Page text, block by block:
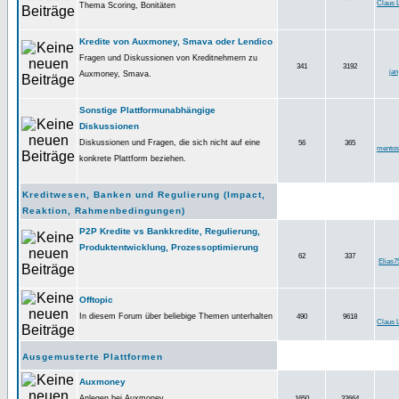
Thema Scoring, Bonitäten
Claus
Kredite von Auxmoney, Smava oder Lendico
Fragen und Diskussionen von Kreditnehmern zu
Auxmoney, Smava.
341 3192
jan
Sonstige Plattformunabhängige
Diskussionen
Diskussionen und Fragen, die sich nicht auf eine
konkrete Plattform beziehen.
56 365
Kreditwesen, Banken und Regulierung (Impact,
Reaktion, Rahmenbedingungen)
P2P Kredite vs Bankkredite, Regulierung,
Produktentwicklung, Prozessoptimierung
62 337
Offtopic
In diesem Forum über beliebige Themen unterhalten 490 9618
Claus
Ausgemusterte Plattformen
Auxmoney